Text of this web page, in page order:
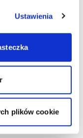
Ustawienia
plików cookie